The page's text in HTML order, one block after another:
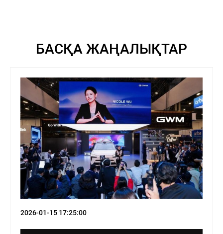
БАСҚА ЖАҢАЛЫҚТАР
2026-01-15 17:25:00